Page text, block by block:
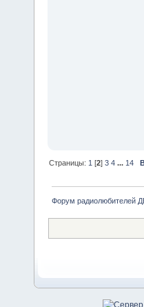
Страницы: 1 [2]3 4 ... 14
Форум радиолюбителей